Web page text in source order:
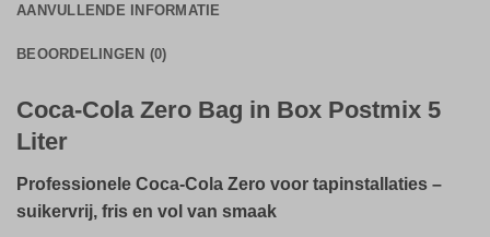
AANVULLENDE INFORMATIE
BEOORDELINGEN (0)
Coca-Cola Zero Bag in Box Postmix 5
Liter
Professionele Coca-Cola Zero voor tapinstallaties –
suikervrij, fris en vol van smaak